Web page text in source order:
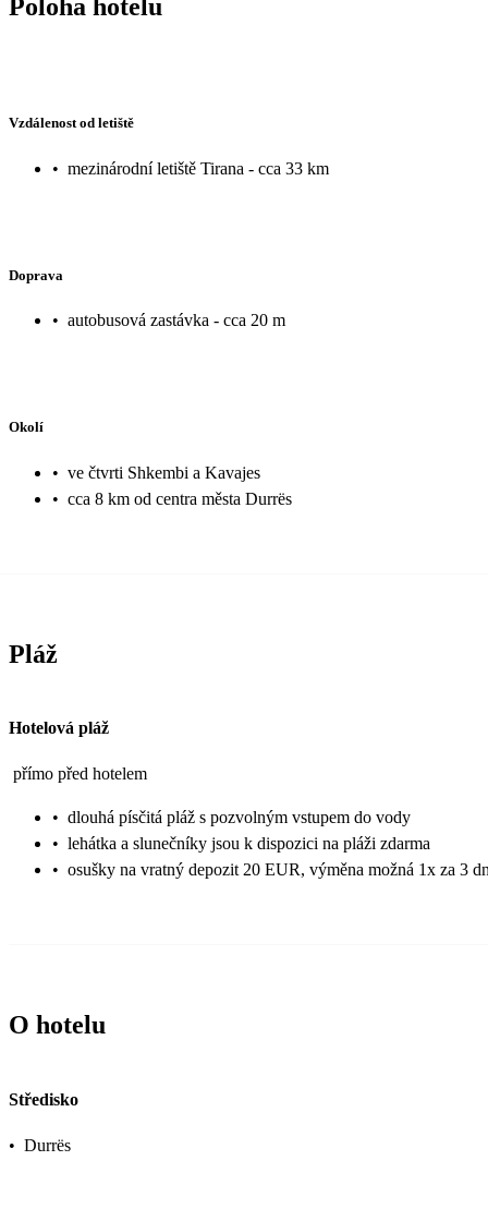
Poloha hotelu
Vzdálenost od letiště
• mezinárodní letiště Tirana - cca 33 km
Doprava
• autobusová zastávka - cca 20 m
Okolí
• ve čtvrti Shkembi a Kavajes
• cca 8 km od centra města Durrës
Pláž
Hotelová pláž
přímo před hotelem
• dlouhá písčitá pláž s pozvolným vstupem do vody
• lehátka a slunečníky jsou k dispozici na pláži zdarma
• osušky na vratný depozit 20 EUR, výměna možná 1x za 3
O hotelu
Středisko
• Durrës